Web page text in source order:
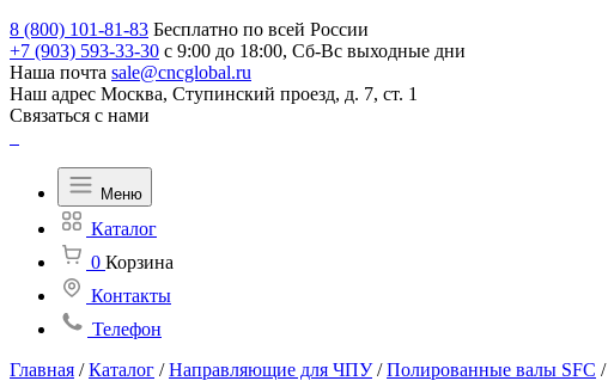
8 (800) 101-81-83 Бесплатно по всей России
+7 (903) 593-33-30 с 9:00 до 18:00, Сб-Вс выходные дни
Наша почта sale@cncglobal.ru
Наш адрес Москва, Ступинский проезд, д. 7, ст. 1
Связаться с нами
Меню
Каталог
0 Корзина
Контакты
Телефон
Главная /Каталог /Направляющие для ЧПУ/Полированные валы SFC /